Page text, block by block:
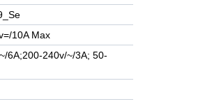
10A Max
6A;200-240v/~/3A; 50-